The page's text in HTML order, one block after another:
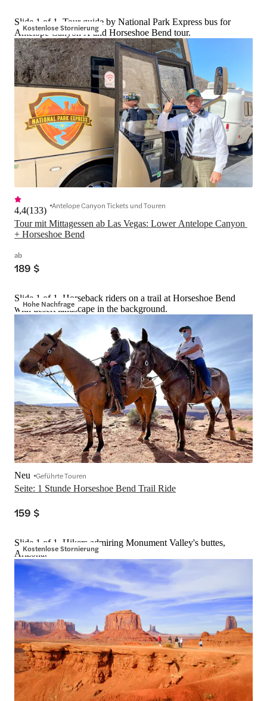
Kostenlose Stornierung
Slide 1 of 1, Tour guide by National Park Express bus for
Antelope Canyon X and Horseshoe Bend tour.
Tour mit Mittagessen ab Las Vegas: Lower Antelope Canyon
+ Horseshoe Bend
4,4(133) Antelope Canyon Tickets und Touren
ab
189 $
Hohe Nachfrage
Slide 1 of 1, Horseback riders on a trail at Horseshoe Bend
with desert landscape in the background.
Seite: 1 Stunde Horseshoe Bend Trail Ride
Neu Geführte Touren
159 $
Kostenlose Stornierung
Slide 1 of 1, Hikers admiring Monument Valley's buttes,
Arizona.